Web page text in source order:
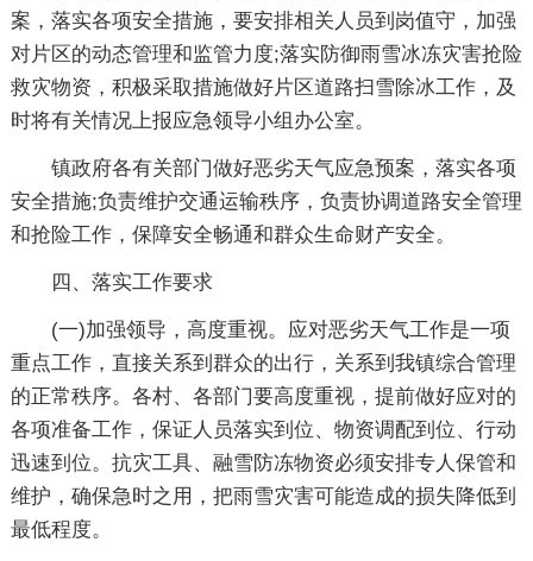
案，落实各项安全措施，要安排相关人员到岗值守，加强
对片区的动态管理和监管力度;落实防御雨雪冰冻灾害抢险
救灾物资，积极采取措施做好片区道路扫雪除冰工作，及
时将有关情况上报应急领导小组办公室。
镇政府各有关部门做好恶劣天气应急预案，落实各项
安全措施;负责维护交通运输秩序，负责协调道路安全管理
和抢险工作，保障安全畅通和群众生命财产安全。
四、落实工作要求
(一)加强领导，高度重视。应对恶劣天气工作是一项
重点工作，直接关系到群众的出行，关系到我镇综合管理
的正常秩序。各村、各部门要高度重视，提前做好应对的
各项准备工作，保证人员落实到位、物资调配到位、行动
迅速到位。抗灾工具、融雪防冻物资必须安排专人保管和
维护，确保急时之用，把雨雪灾害可能造成的损失降低到
最低程度。